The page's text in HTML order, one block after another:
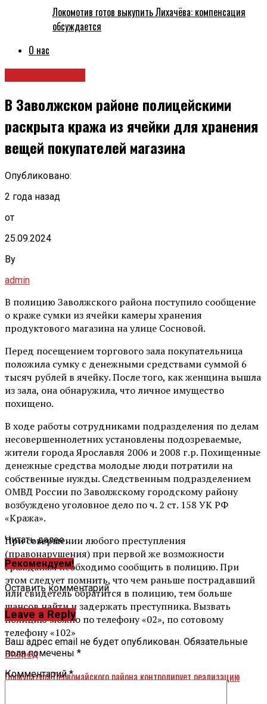
Локомотив готов выкупить Лихачёва: компенсация
обсуждается
О нас
В Заволжском районе полицейскими
раскрыта кража из ячейки для хранения
вещей покупателей магазина
Опубликовано:
2 года назад
от
25.09.2024
By
admin
В полицию Заволжского района поступило сообщение
о краже сумки из ячейки камеры хранения
продуктового магазина на улице Сосновой.
Перед посещением торгового зала покупательница
положила сумку с денежными средствами суммой 6
тысяч рублей в ячейку. После того, как женщина вышла
из зала, она обнаружила, что личное имущество
похищено.
В ходе работы сотрудниками подразделения по делам
несовершеннолетних установлены подозреваемые,
жители города Ярославля 2006 и 2008 г.р. Похищенные
денежные средства молодые люди потратили на
собственные нужды. Следственным подразделением
ОМВД России по Заволжскому городскому району
возбуждено уголовное дело по ч. 2 ст. 158 УК РФ
«Кража».
При совершении любого преступления
(правонарушения) при первой же возможности
гражданам необходимо сообщить в полицию. При
этом следует помнить, что чем раньше пострадавший
или свидетель обратится в полицию, тем больше
шансов найти и задержать преступника. Вызвать
полицию можно по телефону «02», по сотовому
телефону «102»
Вперед
Прокуратура Первомайского района контролирует реализацию
Читать далее ...
Рекомендуем!
Оставить комментарий
Leave a Reply
Ваш адрес email не будет опубликован. Обязательные
поля помечены *
Комментарий*